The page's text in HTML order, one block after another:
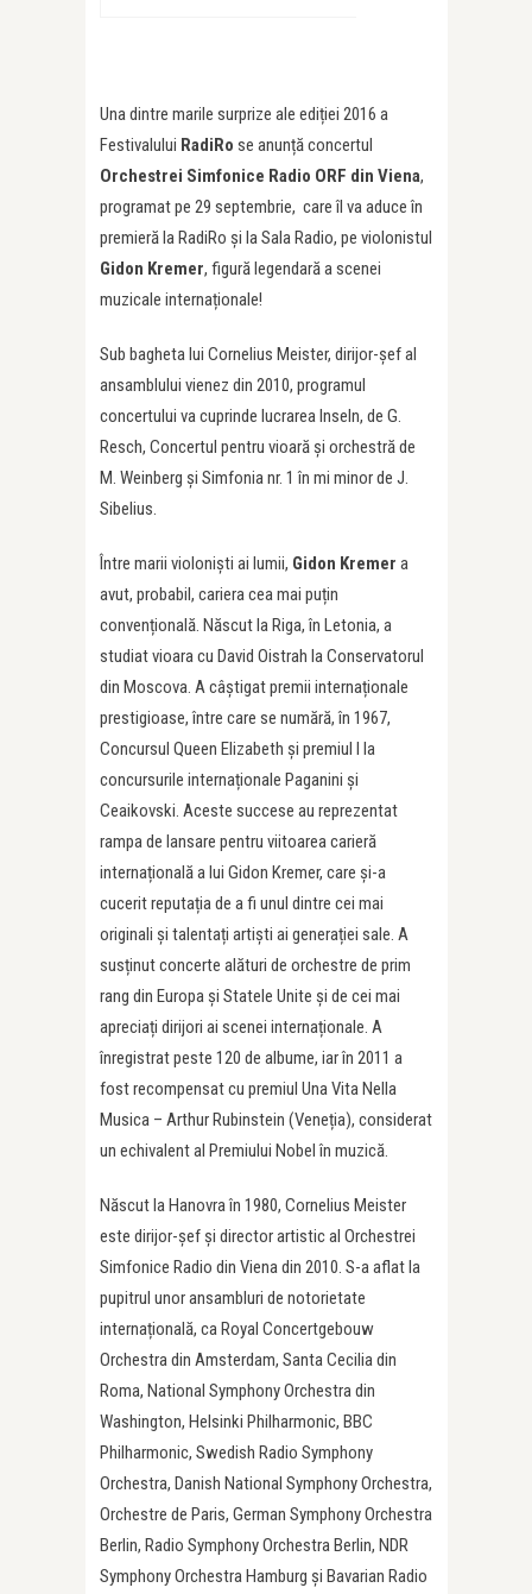
Una dintre marile surprize ale ediției 2016 a
Festivalului RadiRo se anunță concertul
Orchestrei Simfonice Radio ORF din Viena,
programat pe 29 septembrie, care îl va aduce în
premieră la RadiRo și la Sala Radio, pe violonistul
Gidon Kremer, figură legendară a scenei
muzicale internaționale!
Sub bagheta lui Cornelius Meister, dirijor-șef al
ansamblului vienez din 2010, programul
concertului va cuprinde lucrarea Inseln, de G.
Resch, Concertul pentru vioară și orchestră de
M. Weinberg și Simfonia nr. 1 în mi minor de J.
Sibelius.
Între marii violoniști ai lumii, Gidon Kremer a
avut, probabil, cariera cea mai puțin
convențională. Născut la Riga, în Letonia, a
studiat vioara cu David Oistrah la Conservatorul
din Moscova. A câștigat premii internaționale
prestigioase, între care se numără, în 1967,
Concursul Queen Elizabeth și premiul I la
concursurile internaționale Paganini și
Ceaikovski. Aceste succese au reprezentat
rampa de lansare pentru viitoarea carieră
internațională a lui Gidon Kremer, care și-a
cucerit reputația de a fi unul dintre cei mai
originali și talentați artiști ai generației sale. A
susținut concerte alături de orchestre de prim
rang din Europa și Statele Unite și de cei mai
apreciați dirijori ai scenei internaționale. A
înregistrat peste 120 de albume, iar în 2011 a
fost recompensat cu premiul Una Vita Nella
Musica – Arthur Rubinstein (Veneția), considerat
un echivalent al Premiului Nobel în muzică.
Născut la Hanovra în 1980, Cornelius Meister
este dirijor-șef și director artistic al Orchestrei
Simfonice Radio din Viena din 2010. S-a aflat la
pupitrul unor ansambluri de notorietate
internațională, ca Royal Concertgebouw
Orchestra din Amsterdam, Santa Cecilia din
Roma, National Symphony Orchestra din
Washington, Helsinki Philharmonic, BBC
Philharmonic, Swedish Radio Symphony
Orchestra, Danish National Symphony Orchestra,
Orchestre de Paris, German Symphony Orchestra
Berlin, Radio Symphony Orchestra Berlin, NDR
Symphony Orchestra Hamburg și Bavarian Radio